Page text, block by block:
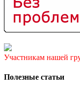
Участникам нашей
Полезные статьи